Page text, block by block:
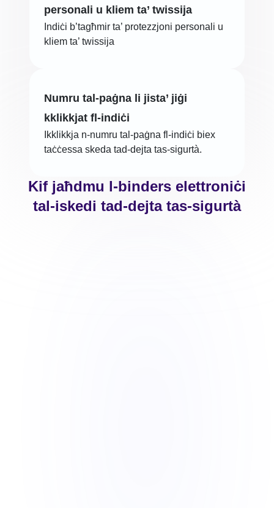
personali u kliem ta’ twissija
Indiċi b’tagħmir ta’ protezzjoni personali u
kliem ta’ twissija
Numru tal-paġna li jista’ jiġi
kklikkjat fl-indiċi
Ikklikkja n-numru tal-paġna fl-indiċi biex
taċċessa skeda tad-dejta tas-sigurtà.
Kif jaħdmu l-binders elettroniċi
tal-iskedi tad-dejta tas-sigurtà